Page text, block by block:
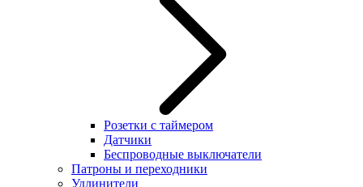
Розетки с таймером
Датчики
Беспроводные выключатели
Патроны и переходники
Удлинители